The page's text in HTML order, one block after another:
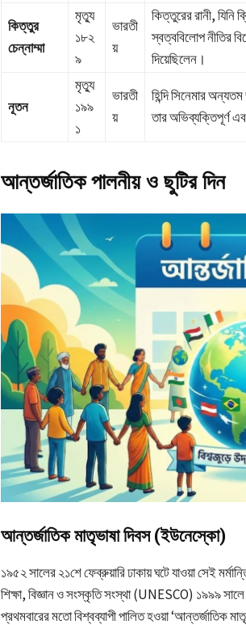
কিত্তুর
চেন্নাম্মা
মৃত্যু
১৮২
৯
ভারতী
য়
কিত্তুরের রানী, যিনি
স্বত্ববিলোপ নীতির
দিয়েছিলেন।
নূতন
মৃত্যু
১৯৯
১
ভারতী
য়
হিন্দি সিনেমার
তার অভিব্যক্তিপূর্ণ
আন্তর্জাতিক পালনীয় ও ছুটির দিন
আন্তর্জাতিক মাতৃভাষা দিবস (ইউনেস্কো)
১৯৫২ সালের ২১শে ফেব্রুয়ারি ঢাকায় ঘটে যাওয়া সেই
শিক্ষা, বিজ্ঞান ও সংস্কৃতি সংস্থা (UNESCO) ১৯৯৯
প্রথমবারের মতো বিশ্বব্যাপী পালিত হওয়া ‘আন্তর্জাতিক